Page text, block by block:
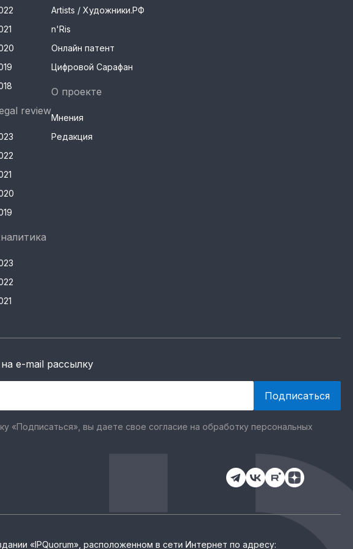
review
Artists / Художники.РФ
n'Ris
Онлайн патент
Цифровой Сарафан
О проекте
Мнения
Редакция
e-mail рассылку
«Подписаться», вы даете свое согласие на обработку персональных
«IPQuorum», расположенном в сети Интернет по адресу: